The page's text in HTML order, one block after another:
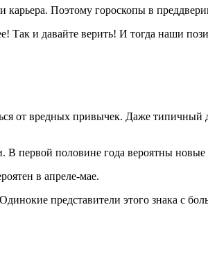
Поэтому гороскопы в
Так и давайте верить! И тогда наши
от вредных привычек. Даже
первой половине года вероятны новые
в апреле-мае.
представители этого знака с